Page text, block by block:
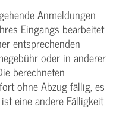
Anmeldungen
Eingangs bearbeitet
entsprechenden
oder in anderer
berechneten
ohne Abzug fällig, es
eine andere Fälligkeit